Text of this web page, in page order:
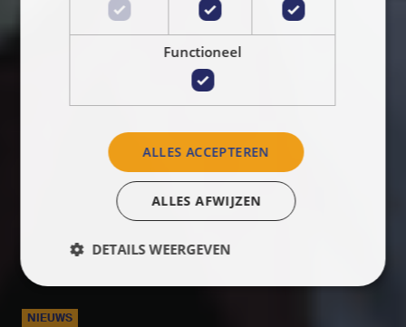
NIEUWS
Functioneel
ALLES ACCEPTEREN
ALLES AFWIJZEN
DETAILS WEERGEVEN